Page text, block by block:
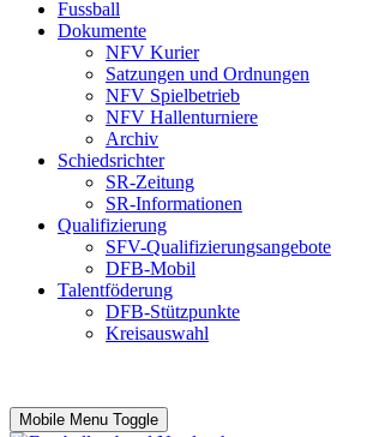
Fussball
Dokumente
NFV Kurier
Satzungen und Ordnungen
NFV Spielbetrieb
NFV Hallenturniere
Archiv
Schiedsrichter
SR-Zeitung
SR-Informationen
Qualifizierung
SFV-Qualifizierungsangebote
DFB-Mobil
Talentföderung
DFB-Stützpunkte
Kreisauswahl
Mobile Menu Toggle